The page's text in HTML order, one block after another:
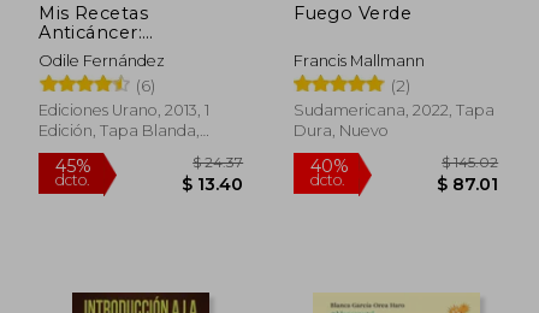
Mis Recetas
Anticáncer:
Alimentación y Vida
Anticáncer (Nutrición
y Dietética)
Odile Fernández
(6)
Ediciones Urano, 2013, 1
Edición, Tapa Blanda,
Nuevo
Fuego Verde
Francis Mallmann
(2)
Sudamericana, 2022, Tapa
Dura, Nuevo